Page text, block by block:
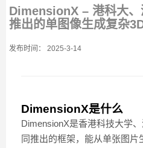
DimensionX – 港科大、
推出的单图像生成复杂
发布时间： 2025-3-14
DimensionX是什么
DimensionX是香港科技大学
同推出的框架，能从单张图片